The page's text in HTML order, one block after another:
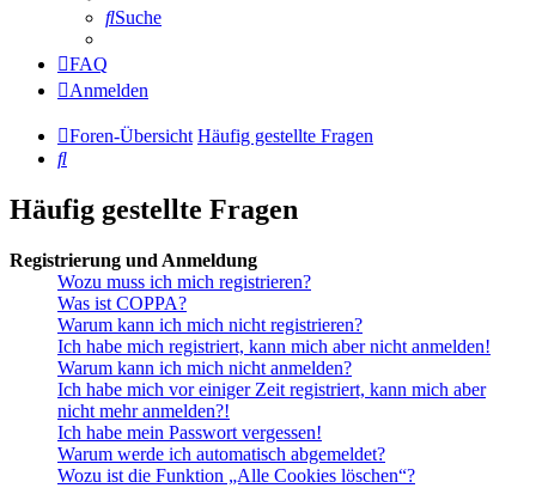
Suche
FAQ
Anmelden
Foren-Übersicht Häufig gestellte Fragen
Suche
Häufig gestellte Fragen
Registrierung und Anmeldung
Wozu muss ich mich registrieren?
Was ist COPPA?
Warum kann ich mich nicht registrieren?
Ich habe mich registriert, kann mich aber nicht anmelden!
Warum kann ich mich nicht anmelden?
Ich habe mich vor einiger Zeit registriert, kann mich aber
nicht mehr anmelden?!
Ich habe mein Passwort vergessen!
Warum werde ich automatisch abgemeldet?
Wozu ist die Funktion „Alle Cookies löschen“?